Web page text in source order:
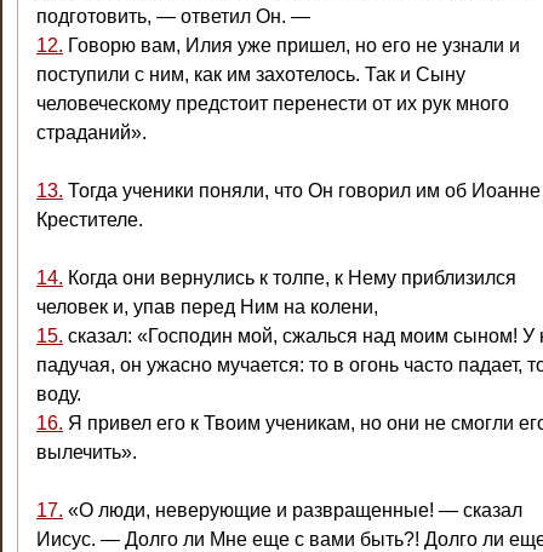
подготовить, — ответил Он. —
12. Говорю вам, Илия уже пришел, но его не узнали и
поступили с ним, как им захотелось. Так и Сыну
человеческому предстоит перенести от их рук много
страданий».
13. Тогда ученики поняли, что Он говорил им об Иоанне
Крестителе.
14. Когда они вернулись к толпе, к Нему приблизился
человек и, упав перед Ним на колени,
15. сказал: «Господин мой, сжалься над моим сыном! У
падучая, он ужасно мучается: то в огонь часто падает,
воду.
16. Я привел его к Твоим ученикам, но они не смогли
вылечить».
17. «О люди, неверующие и развращенные! — сказал
Иисус. — Долго ли Мне еще с вами быть?! Долго ли